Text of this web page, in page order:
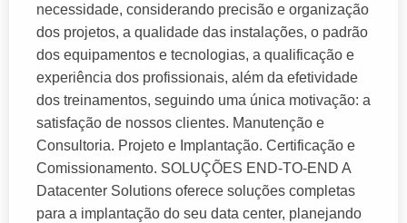
necessidade, considerando precisão e organização
dos projetos, a qualidade das instalações, o padrão
dos equipamentos e tecnologias, a qualificação e
experiência dos profissionais, além da efetividade
dos treinamentos, seguindo uma única motivação: a
satisfação de nossos clientes. Manutenção e
Consultoria. Projeto e Implantação. Certificação e
Comissionamento. SOLUÇÕES END-TO-END A
Datacenter Solutions oferece soluções completas
para a implantação do seu data center, planejando